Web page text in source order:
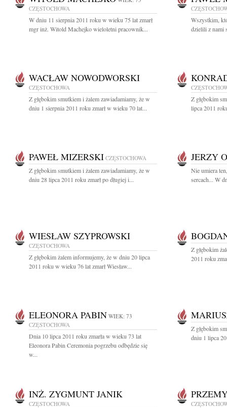
CZĘSTOCHOWA
W dniu 11 sierpnia 2011 roku w wieku 75 lat zmarł
mgr inż. Witold Machejko wieloletni pracownik...
Wszystkim,
dzielili z nami
WACŁAW NOWODWORSKI
CZĘSTOCHOWA
Z głębokim smutkiem i żalem zawiadamiamy, że w
dniu 1 sierpnia 2011 roku zmarł w wieku 70 lat...
Z głębokim
lipca 2011
PAWEŁ MIZERSKI CZĘSTOCHOWA
Z głębokim smutkiem i żalem zawiadamiamy, że w
dniu 28 lipca 2011 roku zmarł po długiej i...
JERZY
Nie umiera
sercach... W
WIESŁAW SZYPROWSKI
CZĘSTOCHOWA
Z głębokim żalem informujemy, że w dniu 20 lipca
2011 roku w wieku 76 lat zmarł Wiesław...
Z głębokim
2011 roku
ELEONORA PABIN WIEK: 73
CZĘSTOCHOWA
Dnia 10 lipca 2011 roku zmarła w wieku 73 lat
Eleonora Pabin Ceremonia pogrzebu odbędzie się
w...
Z głębokim
dniu 1 lipca
INŻ. ZYGMUNT JANIK
CZĘSTOCHOWA